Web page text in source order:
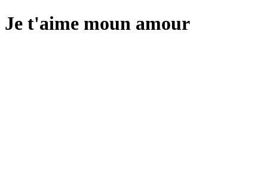
Je t'aime moun amour